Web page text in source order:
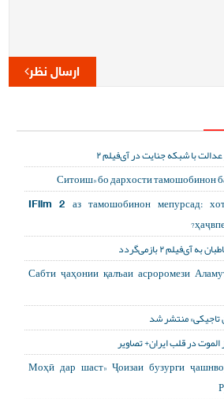
ارسال نظر
با شبکه جنایت در آی‌فیلم ۲
IFilm 2 аз тамошобинон мепурсад:
۲ بازمی‌گردد
Сабти ҷаҳонии қалъаи асроромези
تاجیکی» منتشر شد
در قلب ایران+ تصاویر
«Моҳӣ дар шаст» Ҷоизаи бузурги